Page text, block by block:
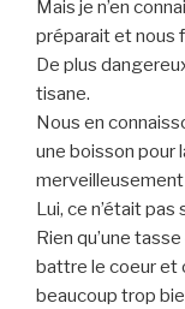
Mais je n’en
préparait et nous
De plus
tisane.
Nous en
une boisson pour
Lui, ce n’était pas
Rien qu’une
battre le coeur et
beaucoup trop